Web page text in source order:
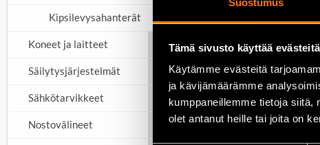
Suostumus
Tämä sivusto käyttää evästeitä
Käytämme evästeitä
ja kävijämäärämme
kumppaneillemme tietoja siitä,
olet antanut heille tai joita on
Kipsilevysahanterät
Koneet ja laitteet
Säilytysjärjestelmät
Sähkötarvikkeet
Nostovälineet